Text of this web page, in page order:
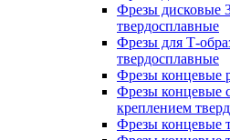
Фрезы дисковые
твердосплавные
Фрезы для Т-
твердосплавные
Фрезы концевые
Фрезы концевые
креплением
Фрезы концевые